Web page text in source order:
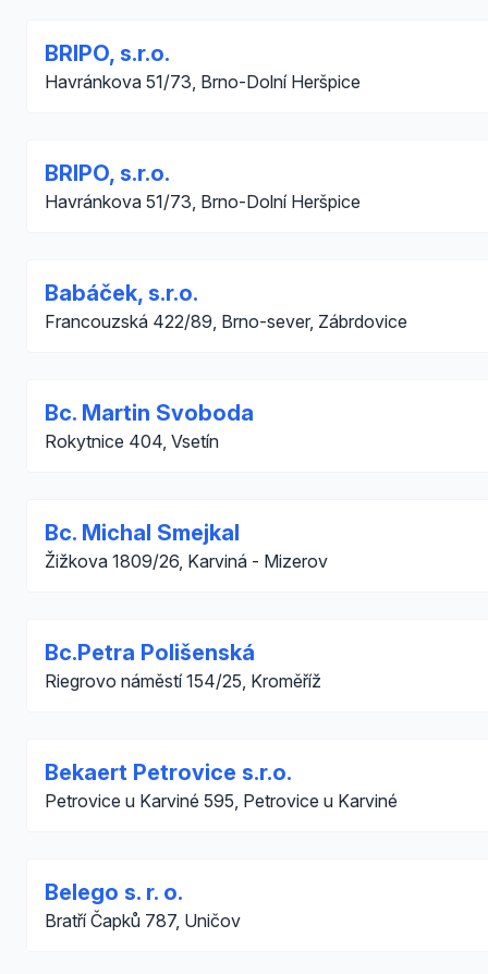
BRIPO, s.r.o.
Havránkova 51/73, Brno-Dolní Heršpice
BRIPO, s.r.o.
Havránkova 51/73, Brno-Dolní Heršpice
Babáček, s.r.o.
Francouzská 422/89, Brno-sever, Zábrdovice
Bc. Martin Svoboda
Rokytnice 404, Vsetín
Bc. Michal Smejkal
Žižkova 1809/26, Karviná - Mizerov
Bc.Petra Polišenská
Riegrovo náměstí 154/25, Kroměříž
Bekaert Petrovice s.r.o.
Petrovice u Karviné 595, Petrovice u Karviné
Belego s. r. o.
Bratří Čapků 787, Uničov